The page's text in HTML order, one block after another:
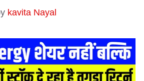
kavita Nayal